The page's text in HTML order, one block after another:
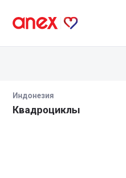
Индонезия
Квадроциклы